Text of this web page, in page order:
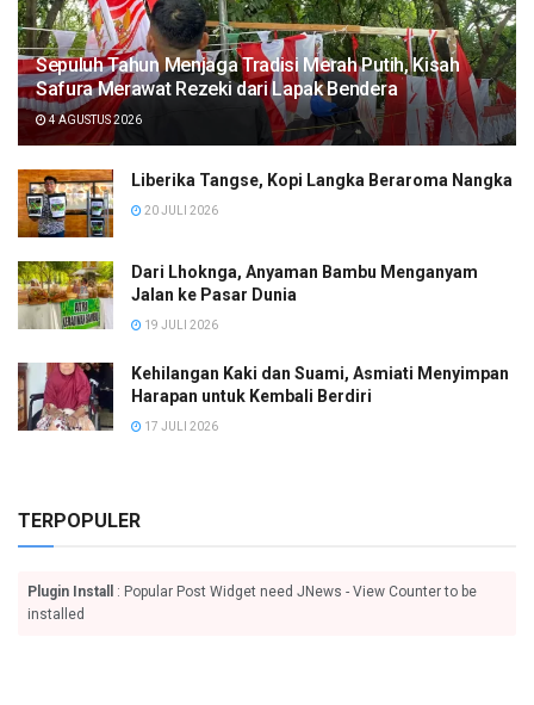
Sepuluh Tahun Menjaga Tradisi Merah Putih, Kisah
Safura Merawat Rezeki dari Lapak Bendera
4 AGUSTUS 2026
Liberika Tangse, Kopi Langka Beraroma Nangka
20 JULI 2026
Dari Lhoknga, Anyaman Bambu Menganyam
Jalan ke Pasar Dunia
19 JULI 2026
Kehilangan Kaki dan Suami, Asmiati Menyimpan
Harapan untuk Kembali Berdiri
17 JULI 2026
TERPOPULER
Plugin Install
: Popular Post Widget need JNews - View Counter to be
installed